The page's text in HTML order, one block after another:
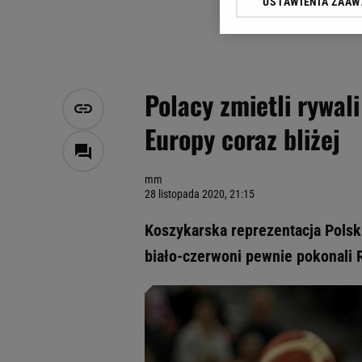
Polacy zmietli
Europy coraz bliżej
mm
28 listopada 2020, 21:15
Koszykarska reprezentacja
biało-czerwoni pewnie pokonali
Klikając „Akceptuję”
Zaufanych Partnerów i
My, nasi Zaufani
Przechowywanie